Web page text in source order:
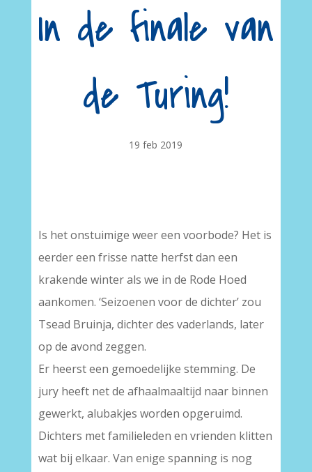
In de finale van
de Turing!
19 feb 2019
Is het onstuimige weer een voorbode? Het is
eerder een frisse natte herfst dan een
krakende winter als we in de Rode Hoed
aankomen. ‘Seizoenen voor de dichter’ zou
Tsead Bruinja, dichter des vaderlands, later
op de avond zeggen.
Er heerst een gemoedelijke stemming. De
jury heeft net de afhaalmaaltijd naar binnen
gewerkt, alubakjes worden opgeruimd.
Dichters met familieleden en vrienden klitten
wat bij elkaar. Van enige spanning is nog